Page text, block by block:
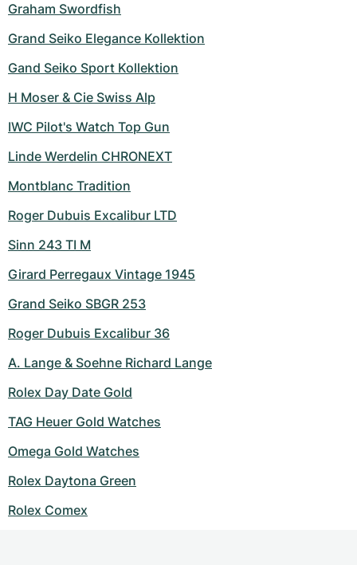
Graham Swordfish
Grand Seiko Elegance Kollektion
Gand Seiko Sport Kollektion
H Moser & Cie Swiss Alp
IWC Pilot's Watch Top Gun
Linde Werdelin CHRONEXT
Montblanc Tradition
Roger Dubuis Excalibur LTD
Sinn 243 TI M
Girard Perregaux Vintage 1945
Grand Seiko SBGR 253
Roger Dubuis Excalibur 36
A. Lange & Soehne Richard Lange
Rolex Day Date Gold
TAG Heuer Gold Watches
Omega Gold Watches
Rolex Daytona Green
Rolex Comex